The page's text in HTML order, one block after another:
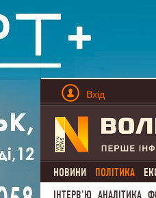
Вхід
НОВИНИ ПОЛІТИКА
ІНТЕРВ'Ю АНАЛІТИКА